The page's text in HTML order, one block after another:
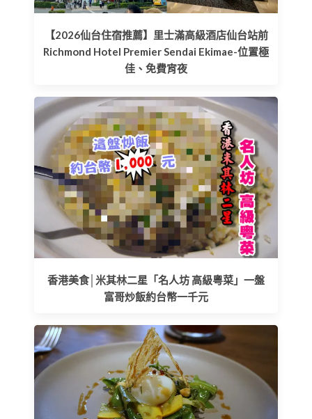
【2026仙台住宿推薦】里士滿高級酒店仙台站前
Richmond Hotel Premier Sendai Ekimae-位置極
佳、免費宵夜
香港美食│米其林二星「名人坊 高級粵菜」一盤
富哥炒飯約台幣一千元